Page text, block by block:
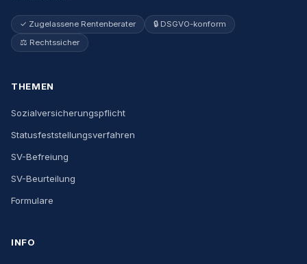
✓ Zugelassene Rentenberater
🔒 DSGVO-konform
⚖️ Rechtssicher
THEMEN
Sozialversicherungspflicht
Statusfeststellungsverfahren
SV-Befreiung
SV-Beurteilung
Formulare
INFO